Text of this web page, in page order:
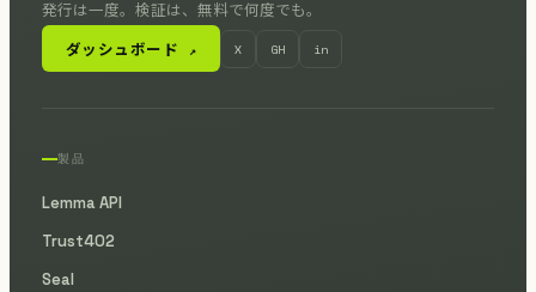
発行は一度。検証は、無料で何度でも。
ダッシュボード ↗ X GH in
製品
Lemma API
Trust402
Seal